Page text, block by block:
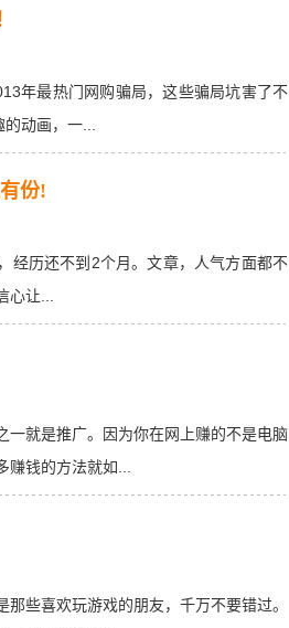
年最热门网购骗局，这些骗局坑害了不
动画，一...
份!
经历还不到2个月。文章，人气方面都不
让...
一就是推广。因为你在网上赚的不是电脑
钱的方法就如...
些喜欢玩游戏的朋友，千万不要错过。